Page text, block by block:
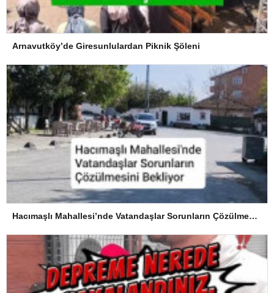
Arnavutköy’de Giresunlulardan Piknik Şöleni
Hacımaşlı Mahallesi’nde Vatandaşlar Sorunların Çözülmesini Bekliyor